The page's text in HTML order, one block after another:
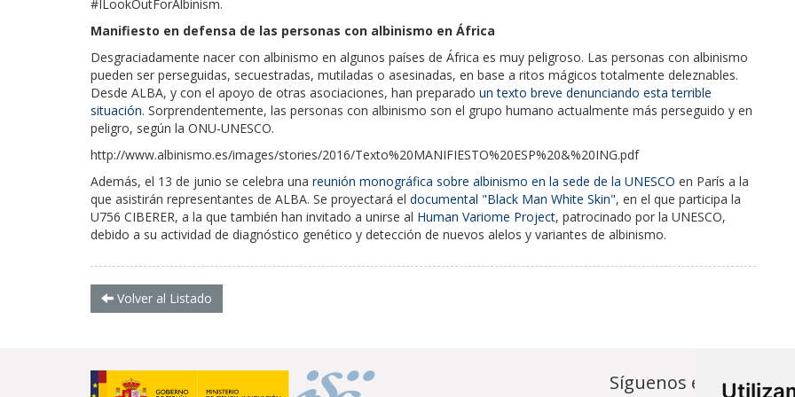
#ILookOutForAlbinism.
Manifiesto en defensa de las personas con albinismo en África
Desgraciadamente nacer con albinismo en algunos países de África es muy peligroso. Las personas con albinismo
pueden ser perseguidas, secuestradas, mutiladas o asesinadas, en base a ritos mágicos totalmente deleznables.
Desde ALBA, y con el apoyo de otras asociaciones, han preparado un texto breve denunciando esta terrible
situación. Sorprendentemente, las personas con albinismo son el grupo humano actualmente más perseguido y en
peligro, según la ONU-UNESCO.
http://www.albinismo.es/images/stories/2016/Texto%20MANIFIESTO%20ESP%20&%20ING.pdf
Además, el 13 de junio se celebra una reunión monográfica sobre albinismo en la sede de la UNESCO en París a la
que asistirán representantes de ALBA. Se proyectará el documental "Black Man White Skin", en el que participa la
U756 CIBERER, a la que también han invitado a unirse al Human Variome Project, patrocinado por la UNESCO,
debido a su actividad de diagnóstico genético y detección de nuevos alelos y variantes de albinismo.
Volver al Listado
Síguenos en...